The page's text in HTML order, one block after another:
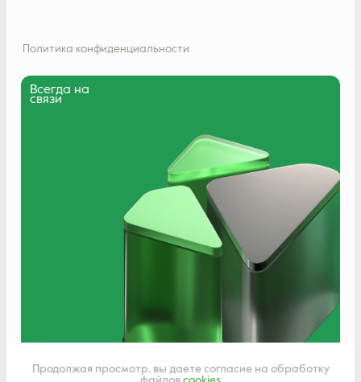
Продолжая просмотр, вы даете согласие на обработку
Политика конфиденциальности
Всегда на
связи